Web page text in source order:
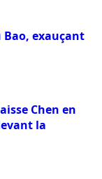
Bao, exauçant
Chen en
la